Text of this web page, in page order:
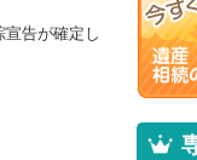
告が確定し